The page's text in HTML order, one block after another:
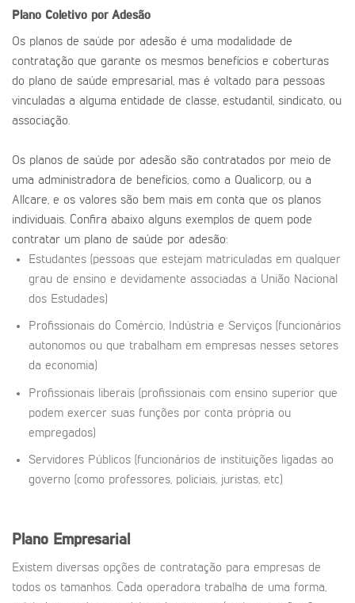
Plano Coletivo por Adesão
Os planos de saúde por adesão é uma modalidade de
contratação que garante os mesmos benefícios e coberturas
do plano de saúde empresarial, mas é voltado para pessoas
vinculadas a alguma entidade de classe, estudantil, sindicato, ou
associação.
Os planos de saúde por adesão são contratados por meio de
uma administradora de benefícios, como a Qualicorp, ou a
Allcare, e os valores são bem mais em conta que os planos
individuais. Confira abaixo alguns exemplos de quem pode
contratar um plano de saúde por adesão:
Estudantes (pessoas que estejam matriculadas em qualquer
grau de ensino e devidamente associadas a União Nacional
dos Estudades)
Profissionais do Comércio, Indústria e Serviços (funcionários
autonomos ou que trabalham em empresas nesses setores
da economia)
Profissionais liberais (profissionais com ensino superior que
podem exercer suas funções por conta própria ou
empregados)
Servidores Públicos (funcionários de instituições ligadas ao
governo (como professores, policiais, juristas, etc)
Plano Empresarial
Existem diversas opções de contratação para empresas de
todos os tamanhos. Cada operadora trabalha de uma forma,